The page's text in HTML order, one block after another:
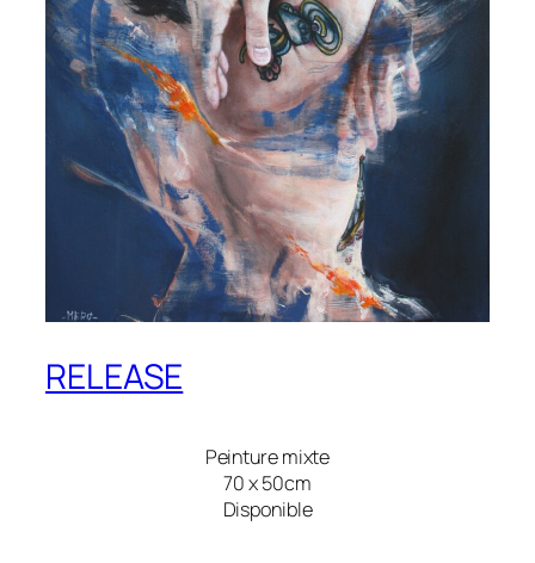
RELEASE
Peinture mixte
70 x 50cm
Disponible